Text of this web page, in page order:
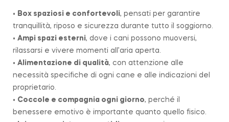
• Box spaziosi e confortevoli, pensati per garantire
tranquillità, riposo e sicurezza durante tutto il soggiorno.
• Ampi spazi esterni, dove i cani possono muoversi,
rilassarsi e vivere momenti all’aria aperta.
• Alimentazione di qualità, con attenzione alle
necessità specifiche di ogni cane e alle indicazioni del
proprietario.
• Coccole e compagnia ogni giorno, perché il
benessere emotivo è importante quanto quello fisico.